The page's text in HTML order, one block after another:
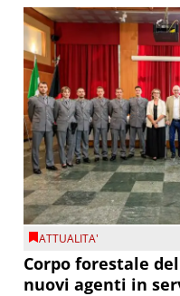
ATTUALITA'
Corpo forestale
nuovi agenti in